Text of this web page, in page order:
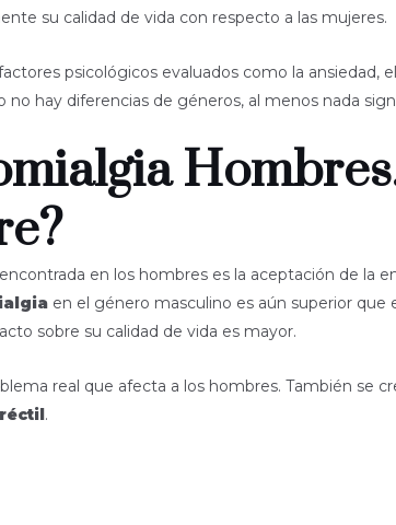
su calidad de vida con respecto a las mujeres.
psicológicos evaluados como la ansiedad,
no hay diferencias de géneros, al menos nada
en los hombres es la aceptación de la
en el género masculino es aún superior
sobre su calidad de vida es mayor.
real que afecta a los hombres. También se
.